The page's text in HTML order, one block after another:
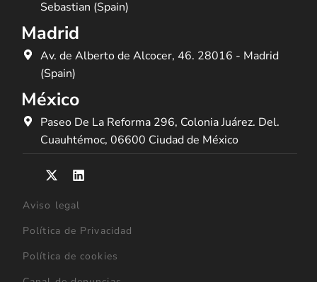
Sebastian (Spain)
Madrid
Av. de Alberto de Alcocer, 46. 28016 - Madrid
(Spain)
México
Paseo De La Reforma 296, Colonia Juárez. Del.
Cuauhtémoc, 06600 Ciudad de México
Aviso legal
Política de Privacidad
Política de cookies